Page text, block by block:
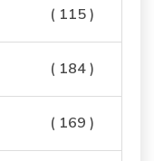
( 115 )
( 184 )
( 169 )